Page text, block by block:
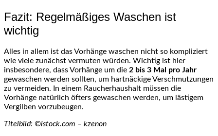
Fazit: Regelmäßiges Waschen ist
wichtig
Alles in allem ist das Vorhänge waschen nicht so kompliziert
wie viele zunächst vermuten würden. Wichtig ist hier
insbesondere, dass Vorhänge um die 2 bis 3 Mal pro Jahr
gewaschen werden sollten, um hartnäckige Verschmutzungen
zu vermeiden. In einem Raucherhaushalt müssen die
Vorhänge natürlich öfters gewaschen werden, um lästigem
Vergilben vorzubeugen.
Titelbild: ©istock.com – kzenon